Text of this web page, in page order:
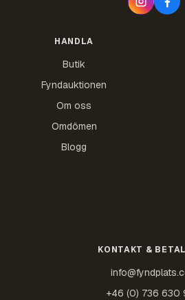
HANDLA
Butik
Fyndauktionen
Om oss
Omdömen
Blogg
KONTAKT &
+46 (0) 736 630